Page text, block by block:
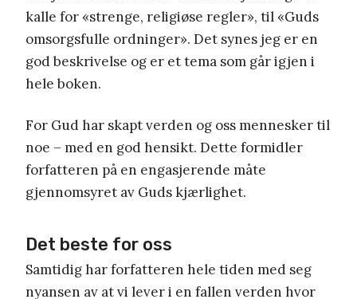
kalle for «strenge, religiøse regler», til «Guds
omsorgsfulle ordninger». Det synes jeg er en
god beskrivelse og er et tema som går igjen i
hele boken.
For Gud har skapt verden og oss mennesker til
noe – med en god hensikt. Dette formidler
forfatteren på en engasjerende måte
gjennomsyret av Guds kjærlighet.
Det beste for oss
Samtidig har forfatteren hele tiden med seg
nyansen av at vi lever i en fallen verden hvor